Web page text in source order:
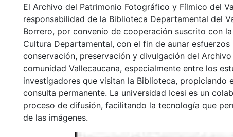
El Archivo del Patrimonio Fotográfico y Fílmico del
responsabilidad de la Biblioteca Departamental del
Borrero, por convenio de cooperación suscrito con
Cultura Departamental, con el fin de aunar esfuerzos
conservación, preservación y divulgación del
comunidad Vallecaucana, especialmente entre los
investigadores que visitan la Biblioteca, propiciando
consulta permanente. La universidad Icesi es un
proceso de difusión, facilitando la tecnología que
de las imágenes.